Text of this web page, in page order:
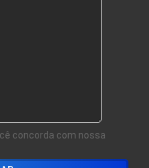
concorda com nossa